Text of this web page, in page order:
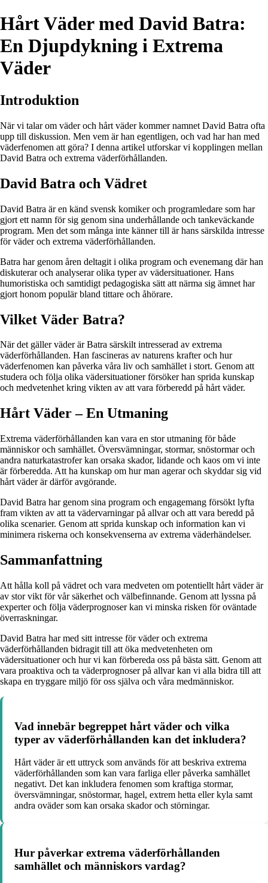
Hårt Väder med David Batra:
En Djupdykning i Extrema
Väder
Introduktion
När vi talar om väder och hårt väder kommer namnet David Batra ofta
upp till diskussion. Men vem är han egentligen, och vad har han med
väderfenomen att göra? I denna artikel utforskar vi kopplingen mellan
David Batra och extrema väderförhållanden.
David Batra och Vädret
David Batra är en känd svensk komiker och programledare som har
gjort ett namn för sig genom sina underhållande och tankeväckande
program. Men det som många inte känner till är hans särskilda intresse
för väder och extrema väderförhållanden.
Batra har genom åren deltagit i olika program och evenemang där han
diskuterar och analyserar olika typer av vädersituationer. Hans
humoristiska och samtidigt pedagogiska sätt att närma sig ämnet har
gjort honom populär bland tittare och åhörare.
Vilket Väder Batra?
När det gäller väder är Batra särskilt intresserad av extrema
väderförhållanden. Han fascineras av naturens krafter och hur
väderfenomen kan påverka våra liv och samhället i stort. Genom att
studera och följa olika vädersituationer försöker han sprida kunskap
och medvetenhet kring vikten av att vara förberedd på hårt väder.
Hårt Väder – En Utmaning
Extrema väderförhållanden kan vara en stor utmaning för både
människor och samhället. Översvämningar, stormar, snöstormar och
andra naturkatastrofer kan orsaka skador, lidande och kaos om vi inte
är förberedda. Att ha kunskap om hur man agerar och skyddar sig vid
hårt väder är därför avgörande.
David Batra har genom sina program och engagemang försökt lyfta
fram vikten av att ta vädervarningar på allvar och att vara beredd på
olika scenarier. Genom att sprida kunskap och information kan vi
minimera riskerna och konsekvenserna av extrema väderhändelser.
Sammanfattning
Att hålla koll på vädret och vara medveten om potentiellt hårt väder är
av stor vikt för vår säkerhet och välbefinnande. Genom att lyssna på
experter och följa väderprognoser kan vi minska risken för oväntade
överraskningar.
David Batra har med sitt intresse för väder och extrema
väderförhållanden bidragit till att öka medvetenheten om
vädersituationer och hur vi kan förbereda oss på bästa sätt. Genom att
vara proaktiva och ta väderprognoser på allvar kan vi alla bidra till att
skapa en tryggare miljö för oss själva och våra medmänniskor.
Vad innebär begreppet hårt väder och vilka
typer av väderförhållanden kan det inkludera?
Hårt väder är ett uttryck som används för att beskriva extrema
väderförhållanden som kan vara farliga eller påverka samhället
negativt. Det kan inkludera fenomen som kraftiga stormar,
översvämningar, snöstormar, hagel, extrem hetta eller kyla samt
andra oväder som kan orsaka skador och störningar.
Hur påverkar extrema väderförhållanden
samhället och människors vardag?